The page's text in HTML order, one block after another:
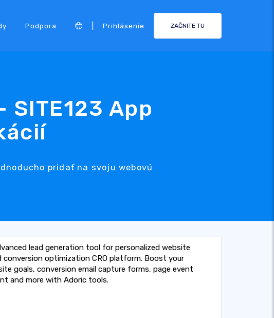
Podpora Prihlásenie ZAČNITE TU
App
pridať na svoju webovú
lead generation tool for personalized website
conversion optimization CRO platform. Boost your
goals, conversion email capture forms, page event
and more with Adoric tools.